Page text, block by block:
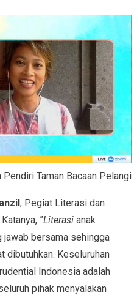
Taman Bacaan Pelangi
, Pegiat Literasi dan
”Literasianak
jawab bersama sehingga
dibutuhkan. Keseluruhan
Indonesia adalah
pihak menyalakan